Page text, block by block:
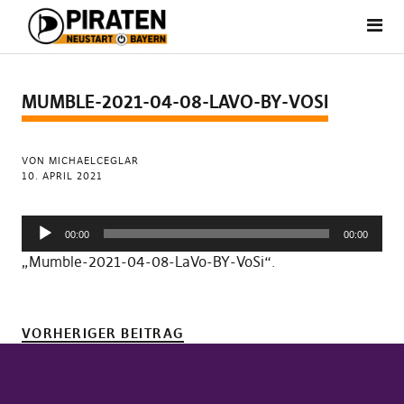
MUMBLE-2021-04-08-LAVO-BY-VOSI
VON MICHAELCEGLAR
10. APRIL 2021
Audio-
Player
00:00 00:00
„Mumble-2021-04-08-LaVo-BY-VoSi“.
VORHERIGER BEITRAG